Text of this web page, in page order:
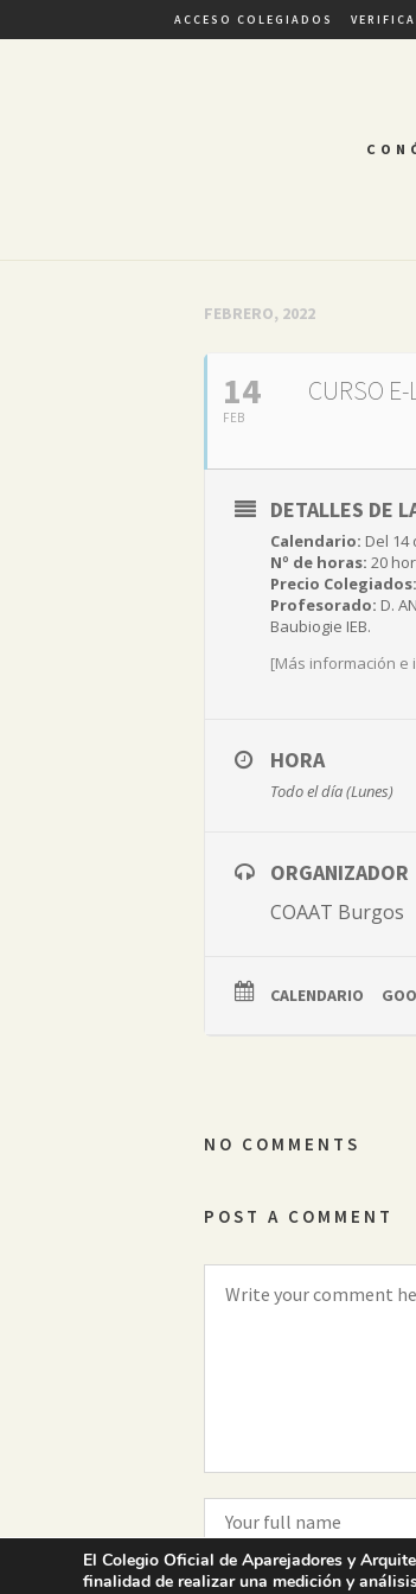
ACCESO COLEGIADOS
FEBRERO, 2022
14
FEB
CURSO
DETALLES DE
Calendario: Del 14
Nº de horas: 20
Precio Colegiados:
Profesorado: D.
Baubiogie IEB.
[Más información e
HORA
Todo el día (Lunes)
ORGANIZADOR
COAAT Burgos
CALENDARIO
NO COMMENTS
POST A COMMENT
El Colegio Oficial de Aparejadores y
finalidad de realizar una medición y